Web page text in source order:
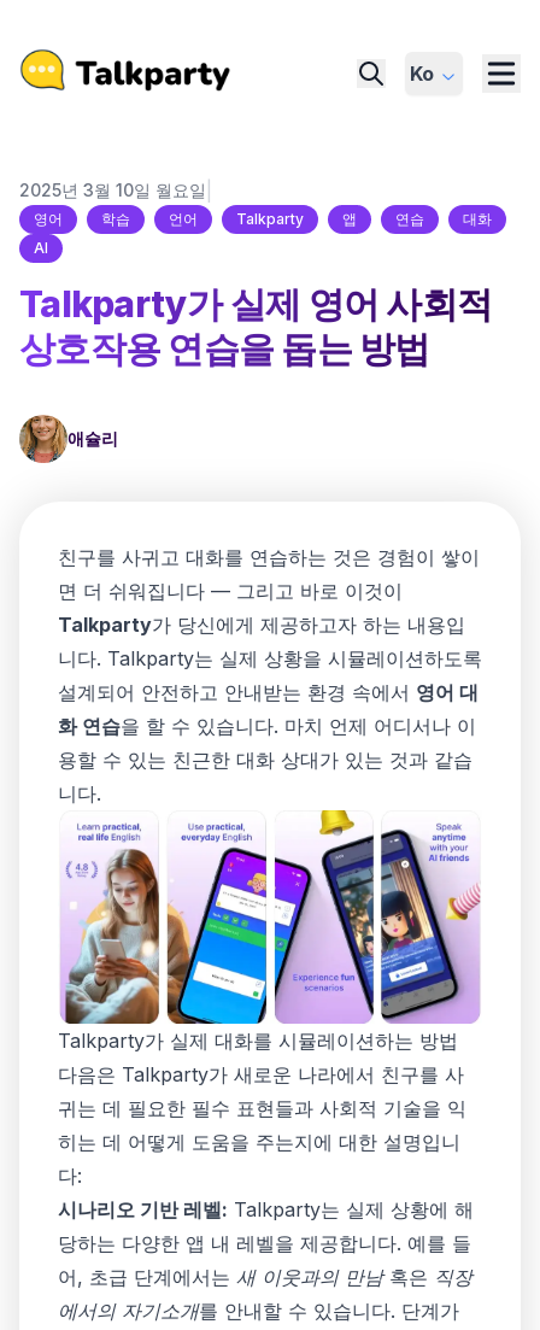
Ko
2025년 3월 10일 월요일
영어 학습 언어 Talkparty 앱 연습
대화
AI
Talkparty가 실제 영어 사회적
상호작용 연습을 돕는 방법
애슐리
친구를 사귀고 대화를 연습하는 것은 경험이 쌓이
면 더 쉬워집니다 — 그리고 바로 이것이
Talkparty가 당신에게 제공하고자 하는 내용입
니다. Talkparty는 실제 상황을 시뮬레이션하도록
설계되어 안전하고 안내받는 환경 속에서 영어 대
화 연습을 할 수 있습니다. 마치 언제 어디서나 이
용할 수 있는 친근한 대화 상대가 있는 것과 같습
니다.
Talkparty가 실제 대화를 시뮬레이션하는 방법
다음은 Talkparty가 새로운 나라에서 친구를 사
귀는 데 필요한 필수 표현들과 사회적 기술을 익
히는 데 어떻게 도움을 주는지에 대한 설명입니
다:
시나리오 기반 레벨: Talkparty는 실제 상황에 해
당하는 다양한 앱 내 레벨을 제공합니다. 예를 들
어, 초급 단계에서는 새 이웃과의 만남혹은 직장
에서의 자기소개를 안내할 수 있습니다. 단계가